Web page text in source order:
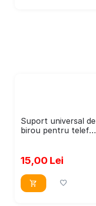
Suport universal de
birou pentru telefon
PD09, dimensiune
20x13 cm
15,00 Lei